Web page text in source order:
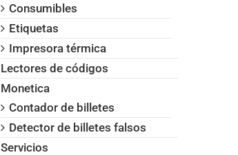
Consumibles
Etiquetas
Impresora térmica
Lectores de códigos
Monetica
Contador de billetes
Detector de billetes falsos
Servicios